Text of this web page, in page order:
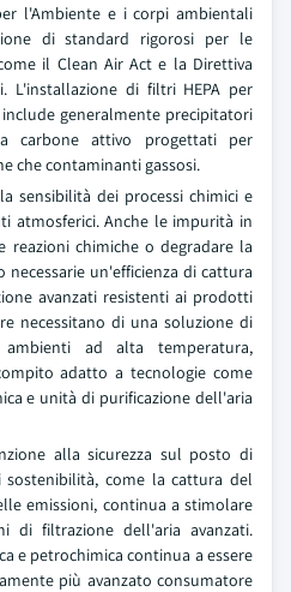
l'Ambiente e i corpi ambientali
di standard rigorosi per le
il Clean Air Act e la Direttiva
L'installazione di filtri HEPA per
generalmente precipitatori
carbone attivo progettati per
che contaminanti gassosi.
sensibilità dei processi chimici e
atmosferici. Anche le impurità in
reazioni chimiche o degradare la
un'efficienza di cattura
avanzati resistenti ai prodotti
necessitano di una soluzione di
ad alta temperatura,
adatto a tecnologie come
e unità di purificazione dell'aria
alla sicurezza sul posto di
come la cattura del
emissioni, continua a stimolare
di filtrazione dell'aria avanzati.
e petrochimica continua a essere
più avanzato consumatore